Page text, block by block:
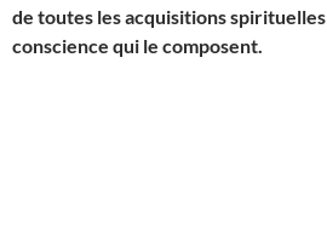
de toutes les acquisitions
conscience qui le composent.